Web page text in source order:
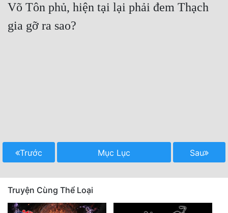
Võ Tôn phủ, hiện tại lại phải đem Thạch
gia gỡ ra sao?
Trước Mục Lục Sau
Truyện Cùng Thể Loại